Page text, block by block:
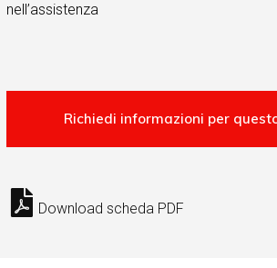
nell’assistenza
Download scheda PDF